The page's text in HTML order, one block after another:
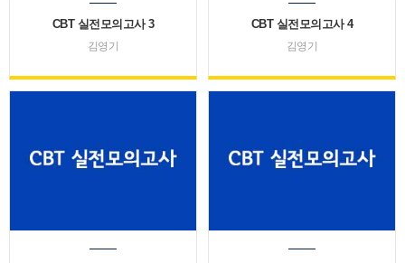
CBT 실전모의고사 3
김영기
CBT 실전모의고사 4
김영기